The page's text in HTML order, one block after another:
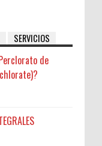
SERVICIOS
de